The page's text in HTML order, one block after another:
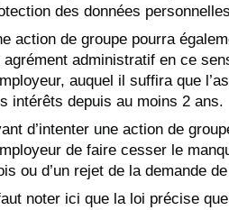
des données
action de groupe pourra
agrément administratif en ce
auquel il suffira que
intérêts depuis au moins 2 ans.
d’intenter une action de
de faire cesser le
ou d’un rejet de la demande
noter ici que la loi précise